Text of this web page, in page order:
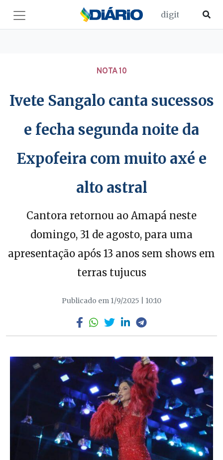
NOTA 10
Ivete Sangalo canta sucessos
e fecha segunda noite da
Expofeira com muito axé e
alto astral
Cantora retornou ao Amapá neste
domingo, 31 de agosto, para uma
apresentação após 13 anos sem shows em
terras tujucus
Publicado em 1/9/2025 | 10:10